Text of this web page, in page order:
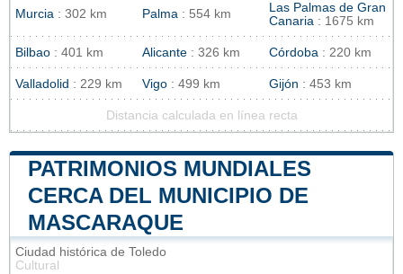
Murcia : 302 km Palma : 554 km
Las Palmas de Gran
Canaria : 1675 km
Bilbao : 401 km Alicante : 326 km Córdoba : 220 km
Valladolid : 229 km Vigo : 499 km Gijón : 453 km
Distancia calculada en línea recta
PATRIMONIOS MUNDIALES
CERCA DEL MUNICIPIO DE
MASCARAQUE
Ciudad histórica de Toledo
Cultural